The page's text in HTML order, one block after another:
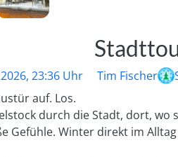
23:36 Uhr Tim Fischer
auf. Los.
durch die Stadt, dort, wo
Gefühle. Winter direkt im